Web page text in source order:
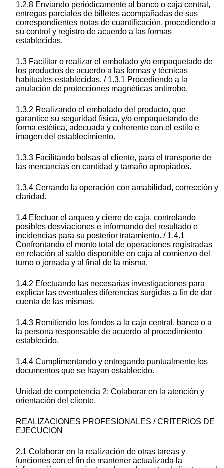
1.2.8 Enviando periódicamente al banco o caja central,
entregas parciales de billetes acompañadas de sus
correspondientes notas de cuantificación, procediendo a
su control y registro de acuerdo a las formas
establecidas.
1.3 Facilitar o realizar el embalado y/o empaquetado de
los productos de acuerdo a las formas y técnicas
habituales establecidas. / 1.3.1 Procediendo a la
anulación de protecciones magnéticas antirrobo.
1.3.2 Realizando el embalado del producto, que
garantice su seguridad física, y/o empaquetando de
forma estética, adecuada y coherente con el estilo e
imagen del establecimiento.
1.3.3 Facilitando bolsas al cliente, para el transporte de
las mercancías en cantidad y tamaño apropiados.
1.3.4 Cerrando la operación con amabilidad, corrección y
claridad.
1.4 Efectuar el arqueo y cierre de caja, controlando
posibles desviaciones e informando del resultado e
incidencias para su posterior tratamiento. / 1.4.1
Confrontando el monto total de operaciones registradas
en relación al saldo disponible en caja al comienzo del
turno o jornada y al final de la misma.
1.4.2 Efectuando las necesarias investigaciones para
explicar las eventuales diferencias surgidas a fin de dar
cuenta de las mismas.
1.4.3 Remitiendo los fondos a la caja central, banco o a
la persona responsable de acuerdo al procedimiento
establecido.
1.4.4 Cumplimentando y entregando puntualmente los
documentos que se hayan establecido.
Unidad de competencia 2: Colaborar en la atención y
orientación del cliente.
REALIZACIONES PROFESIONALES / CRITERIOS DE
EJECUCION
2.1 Colaborar en la realización de otras tareas y
funciones con el fin de mantener actualizada la